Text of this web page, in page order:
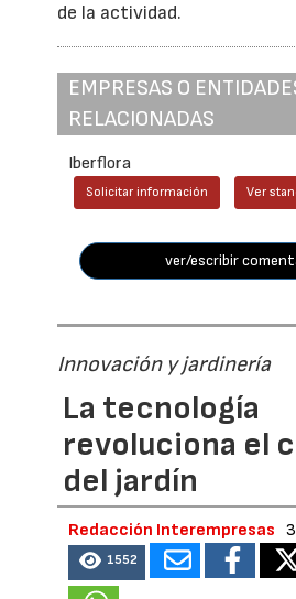
de la actividad.
EMPRESAS O
RELACIONADAS
Iberflora
Solicitar información Ver
ver/escribir
Innovación y jardinería
La tecnología
revoluciona el
del jardín
Redacción Interempresas
1552